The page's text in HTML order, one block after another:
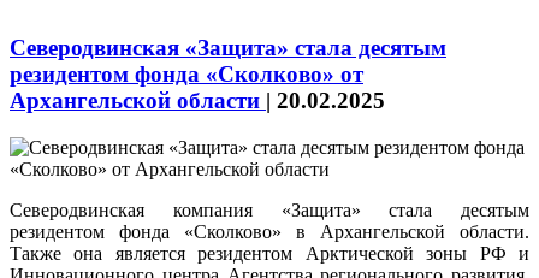
Северодвинская «Защита» стала десятым
резидентом фонда «Сколково» от
Архангельской области | 20.02.2025
Северодвинская компания «Защита» стала десятым
резидентом фонда «Сколково» в Архангельской области.
Также она является резидентом Арктической зоны РФ и